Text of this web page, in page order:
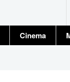
Cinema